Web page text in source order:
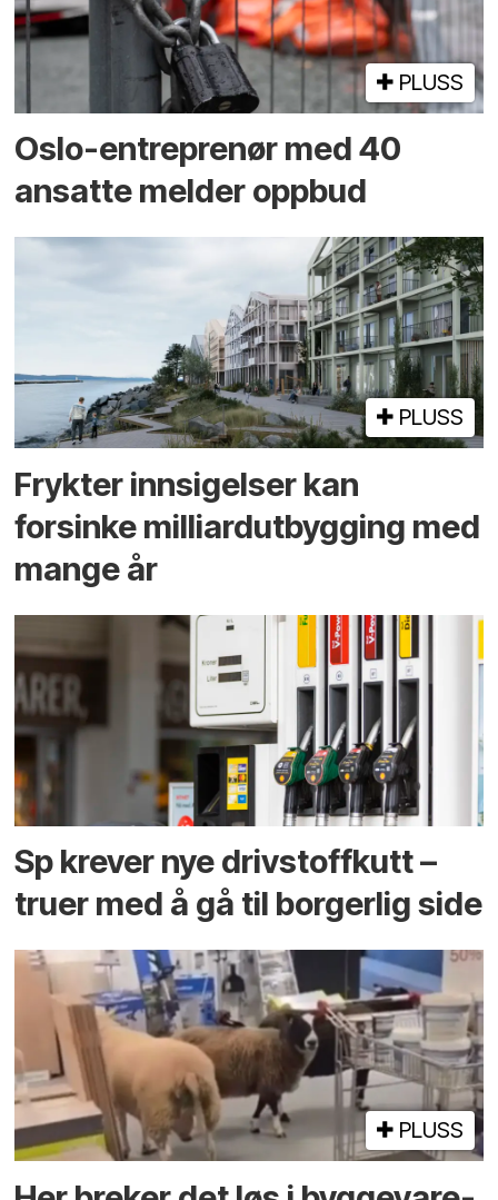
PLUSS
Oslo-entreprenør med 40
ansatte melder oppbud
PLUSS
Frykter innsigelser kan
forsinke milliard­utbygging med
mange år
Sp krever nye drivstoffkutt –
truer med å gå til borgerlig side
PLUSS